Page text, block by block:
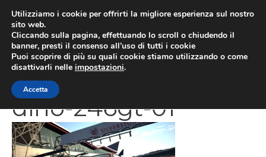
contenuto
1368638190-2645-
dino-246gt-01
Utilizziamo i cookie per offrirti la migliore esperienza sul nostro
sito web.
Cliccando sulla pagina, effettuando lo scroll o chiudendo il
banner, presti il consenso all’uso di tutti i cookie
Puoi scoprire di più su quali cookie stiamo utilizzando o come
disattivarli nelle impostazioni.
Accetta